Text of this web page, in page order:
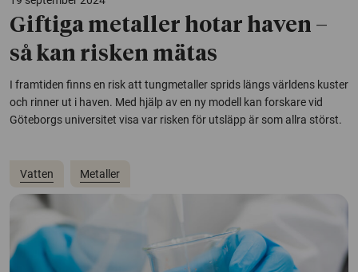
Giftiga metaller hotar haven –
så kan risken mätas
I framtiden finns en risk att tungmetaller sprids längs världens kuster
och rinner ut i haven. Med hjälp av en ny modell kan forskare vid
Göteborgs universitet visa var risken för utsläpp är som allra störst.
Vatten Metaller